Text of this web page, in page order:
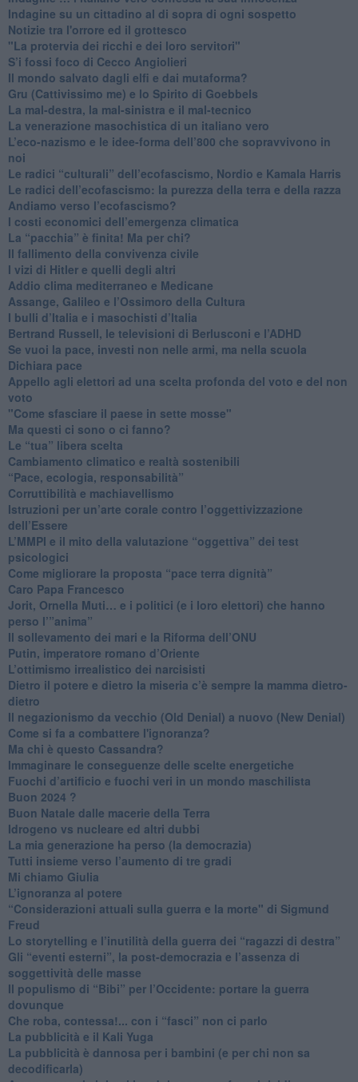
Indagine su un cittadino al di sopra di ogni sospetto
Notizie tra l'orrore ed il grottesco
"La protervia dei ricchi e dei loro servitori"
S’i fossi foco di Cecco Angiolieri
​Il mondo salvato dagli elfi e dai mutaforma?
Gru (Cattivissimo me) e lo Spirito di Goebbels
​La mal-destra, la mal-sinistra e il mal-tecnico
​La venerazione masochistica di un italiano vero
​L’eco-nazismo e le idee-forma dell’800 che sopravvivono in
noi
​Le radici “culturali” dell’ecofascismo, Nordio e Kamala Harris
Le radici dell’ecofascismo: la purezza della terra e della razza
Andiamo verso l’ecofascismo?
I costi economici dell’emergenza climatica
​La “pacchia” è finita! Ma per chi?
​Il fallimento della convivenza civile
​I vizi di Hitler e quelli degli altri
Addio clima mediterraneo e Medicane
​Assange, Galileo e l’Ossimoro della Cultura
​I bulli d’Italia e i masochisti d’Italia
​Bertrand Russell, le televisioni di Berlusconi e l’ADHD
​Se vuoi la pace, investi non nelle armi, ma nella scuola
​Dichiara pace
​Appello agli elettori ad una scelta profonda del voto e del non
voto
"Come sfasciare il paese in sette mosse"
​Ma questi ci sono o ci fanno?
​Le “tua” libera scelta
Cambiamento climatico e realtà sostenibili
“Pace, ecologia, responsabilità”
​Corruttibilità e machiavellismo
Istruzioni per un’arte corale contro l’oggettivizzazione
dell’Essere
​L’MMPI e il mito della valutazione “oggettiva” dei test
psicologici
Come migliorare la proposta “pace terra dignità”
Caro Papa Francesco
​Jorit, Ornella Muti… e i politici (e i loro elettori) che hanno
perso l’”anima”
​Il sollevamento dei mari e la Riforma dell’ONU
Putin, imperatore romano d’Oriente
​L’ottimismo irrealistico dei narcisisti
​Dietro il potere e dietro la miseria c’è sempre la mamma dietro-
dietro
Il negazionismo da vecchio (Old Denial) a nuovo (New Denial)
Come si fa a combattere l'ignoranza?
Ma chi è questo Cassandra?
Immaginare le conseguenze delle scelte energetiche
​Fuochi d’artificio e fuochi veri in un mondo maschilista
Buon 2024 ?
​Buon Natale dalle macerie della Terra
​Idrogeno vs nucleare ed altri dubbi
​La mia generazione ha perso (la democrazia)
​Tutti insieme verso l’aumento di tre gradi
Mi chiamo Giulia
L’ignoranza al potere
​“Considerazioni attuali sulla guerra e la morte" di Sigmund
Freud
​Lo storytelling e l’inutilità della guerra dei “ragazzi di destra”
​Gli “eventi esterni”, la post-democrazia e l’assenza di
soggettività delle masse
​Il populismo di “Bibi” per l’Occidente: portare la guerra
dovunque
​Che roba, contessa!... con i “fasci” non ci parlo
La pubblicità e il Kali Yuga
​La pubblicità è dannosa per i bambini (e per chi non sa
decodificarla)